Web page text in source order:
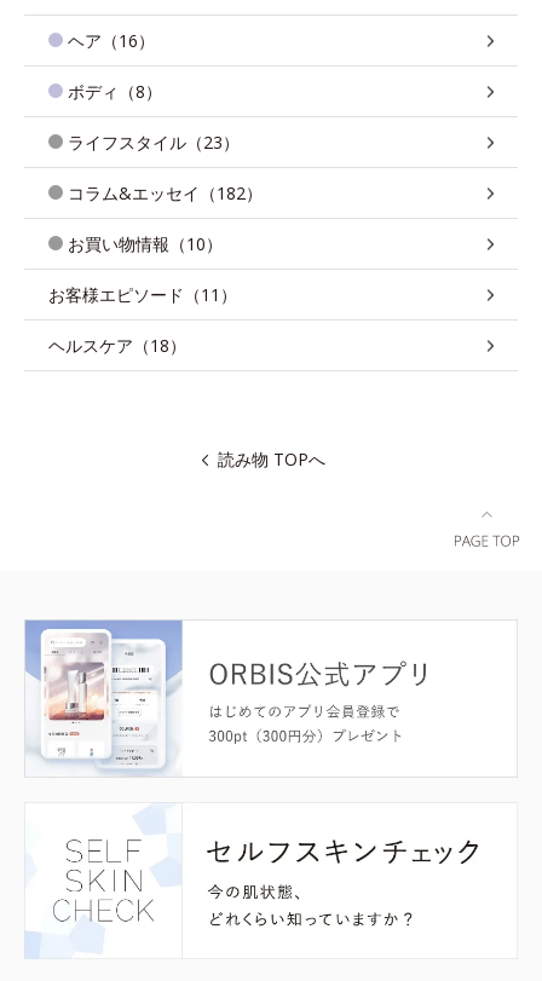
ヘア（16）
ボディ（8）
ライフスタイル（23）
コラム&エッセイ（182）
お買い物情報（10）
お客様エピソード（11）
ヘルスケア（18）
読み物 TOPへ